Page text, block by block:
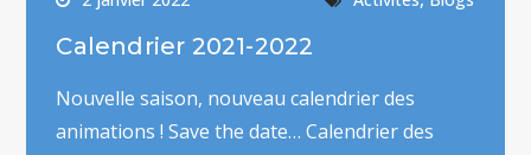
Calendrier 2021-2022
Nouvelle saison, nouveau calendrier des
animations ! Save the date… Calendrier des